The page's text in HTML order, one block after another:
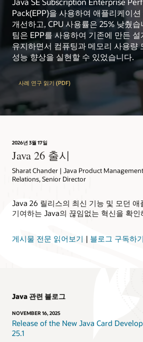
dev.java : 전문가가 제공하는 수백
뉴스, 동영상을 갖춘 Java 개발자
Inside Java
: Oracle Java 팀 구성
관점
learn.java: Java 초보자, 학생, 교사
OpenJDK
: Java Platform,
프로젝트의 오픈 소스 구현을 위해
기술 사양을 개발하는 메커니즘
Pack(EPP)을 사용하여 애플리케이
개선하고, CPU 사용률은 25% 낮췄
팀은 EPP를 사용하여 기존에 만든
유지하면서 컴퓨팅과 메모리 사용량
성능 향상을 실현할 수 있었습니다.
사례 연구 읽기 (PDF)
2026년 3월 17일
Java 26 출시
Sharat Chander | Java Product
Relations, Senior Director
Java 26 릴리스의 최신 기능 및 모던 애
기여하는 Java의 끊임없는 혁신을 확인
게시물 전문 읽어보기 | 블로그 구독하기
Java 관련 블로그
NOVEMBER 16, 2025
Release of the New Java Card
25.1